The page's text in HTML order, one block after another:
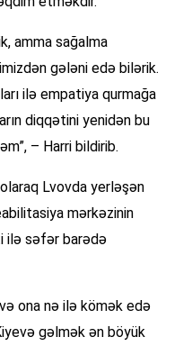
amma sağalma
gələni edə bilərik.
ilə empatiya qurmağa
diqqətini yenidən bu
– Harri bildirib.
Lvovda yerləşən
mərkəzinin
ilə səfər barədə
ona nə ilə kömək edə
gəlmək ən böyük